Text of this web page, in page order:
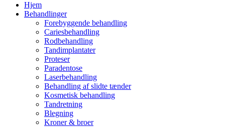
Hjem
Behandlinger
Forebyggende behandling
Cariesbehandling
Rodbehandling
Tandimplantater
Proteser
Paradentose
Laserbehandling
Behandling af slidte tænder
Kosmetisk behandling
Tandretning
Blegning
Kroner & broer